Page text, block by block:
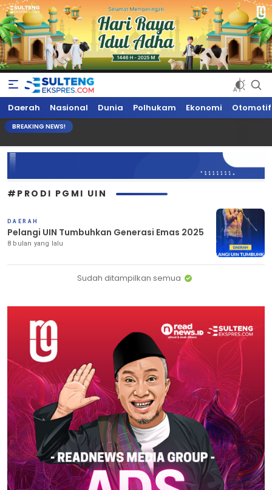
Sultengekspres.com
Berita Seputar Sulteng Hari Ini, Update Terkini, Suaranya Rakyat
Sulteng
Daerah Nasional Dunia Polhukam Ekonomi Otomotif
BREAKING NEWS!
#PRODI PGMI UIN
DAERAH
Pelangi UIN Tumbuhkan Generasi Emas 2025
8 bulan yang lalu
Sudah ditampilkan semua